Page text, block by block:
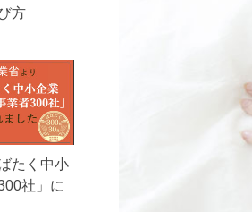
方
たく中小
社」に